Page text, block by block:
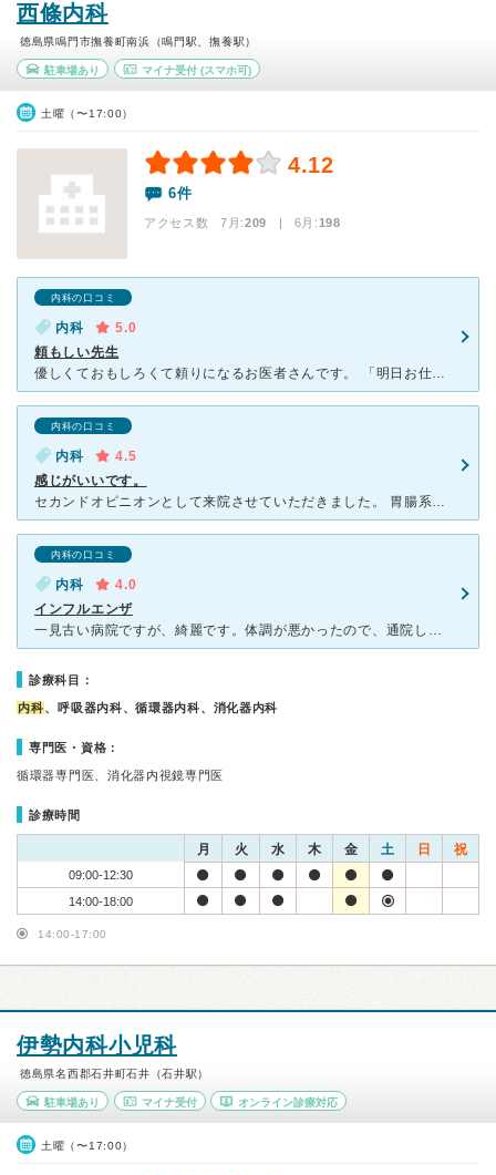
西條内科
徳島県鳴門市撫養町南浜（鳴門駅、撫養駅）
駐車場あり マイナ受付(スマホ可)
土曜（〜17:00）
4.12
6件
アクセス数 7月:209 | 6月:198
内科の口コミ
内科
5.0
頼もしい先生
優しくておもしろくて頼りになるお医者さんです。 「明日お仕事？治しちゃおうね！」と言いながら診察してくださったことがあります。 看護師さんたちもお忙しい中でもいつもとても優しく、病気で弱っていると
内科の口コミ
内科
4.5
感じがいいです。
セカンドオピニオンとして来院させていただきました。 胃腸系の治療薬をもらいました。 電話で予約させて頂く時に点滴ができるかどうかの確認をしたとこと大丈夫ですとのことだったので安心しました。 来院
内科の口コミ
内科
4.0
インフルエンザ
一見古い病院ですが、綺麗です。体調が悪かったので、通院しました。発熱とインフルエンザが流行っていたので、その検査をしました。結果を見て、なぜか笑顔でもうちょっとでインフルエンザ陽性だったんだけどな～と
診療科目：
内科、呼吸器内科、循環器内科、消化器内科
専門医・資格：
循環器専門医、消化器内視鏡専門医
診療時間
月 火 水 木 金 土 日 祝
09:00-12:30
14:00-18:00
14:00-17:00
伊勢内科小児科
徳島県名西郡石井町石井（石井駅）
駐車場あり マイナ受付 オンライン診療対応
土曜（〜17:00）